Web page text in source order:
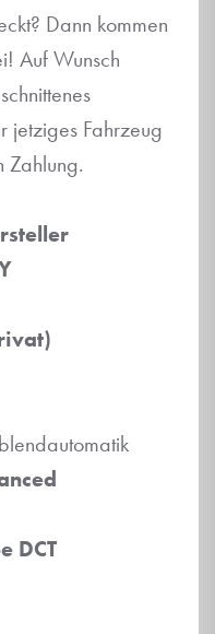
Dann kommen
Auf Wunsch
jetziges Fahrzeug
Zahlung.
DCT